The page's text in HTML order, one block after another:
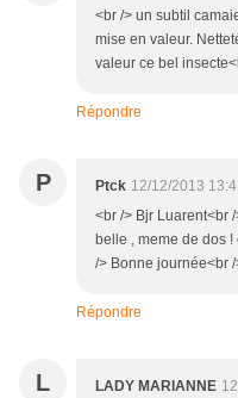
<br /> un subtil
mise en valeur.
valeur ce bel
Répondre
P Ptck 12/12/2013
<br /> Bjr Luarent<br
belle , meme de dos
/> Bonne journée<br /
Répondre
L LADY MARIANNE